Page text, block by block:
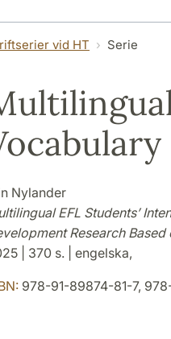
vid HT Serie
Nylander
EFL Students’
Research
| 370 s. | engelska,
978-91-89874-81-7,